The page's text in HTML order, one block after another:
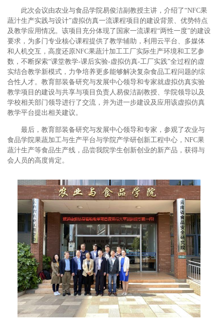
此次会议由农业与食品学院易俊洁副教授主讲，介绍了“NFC果
蔬汁生产实践与设计”虚拟仿真一流课程项目的建设背景、优势特点
及教学应用情况。该项目充分体现了国家一流课程“两性一度”的建设
要求，为多门专业核心课程提供了教学辅助，利用云平台、多媒体
和人机交互，高度还原NFC果蔬汁加工工厂实际生产环境和工艺参
数，不断探索“课堂教学-课后实验-虚拟仿真-工厂实践”全过程的虚
实结合教学新模式，力争培养更多能够解决复杂食品工程问题的综
合性人才。教育部装备研究与发展中心领导和专家就虚拟仿真实验
教学项目的建设与共享与项目负责人易俊洁副教授、学院领导以及
学校相关部门领导进行了交流，并为进一步建设及应用该虚拟仿真
教学平台提出相关建议。
最后，教育部装备研究与发展中心领导和专家，参观了农业与
食品学院果蔬加工与生产平台与学院产学研创新工程中心，NFC果
蔬汁生产等食品生产线，品尝我院学生创新创业的新产品，获得与
会人员的高度肯定。